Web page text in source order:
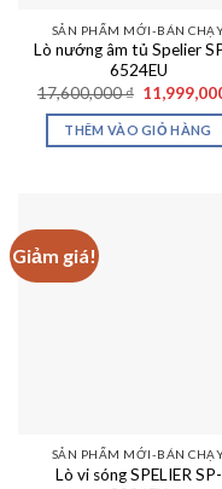
SẢN PHẨM MỚI-BÁN
Lò nướng âm tủ Spelier
6524EU
17,600,000₫ Giá
gốc
là:
17,600,000
THÊM VÀO GIỎ HÀNG
Giảm giá!
SẢN PHẨM MỚI-BÁN
Lò vi sóng SPELIER SP-